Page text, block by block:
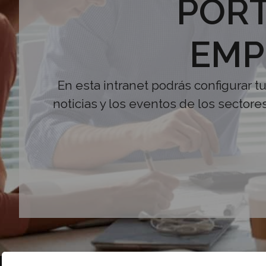
En esta intranet podrás configurar
noticias y los eventos de los